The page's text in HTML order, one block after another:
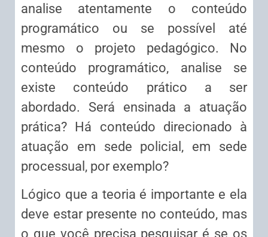
analise atentamente o conteúdo
programático ou se possível até
mesmo o projeto pedagógico. No
conteúdo programático, analise se
existe conteúdo prático a ser
abordado. Será ensinada a atuação
prática? Há conteúdo direcionado à
atuação em sede policial, em sede
processual, por exemplo?
Lógico que a teoria é importante e ela
deve estar presente no conteúdo, mas
o que você precisa pesquisar é se os